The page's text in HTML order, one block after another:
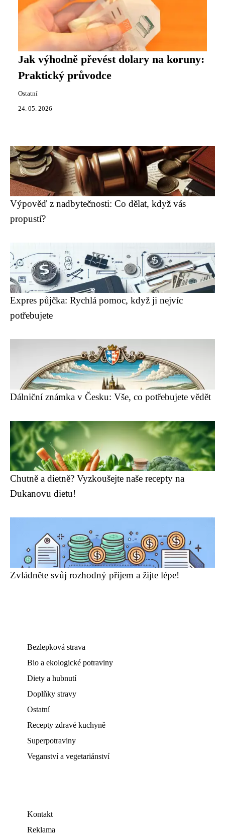
Jak výhodně převést dolary na koruny:
Praktický průvodce
Ostatní
24. 05. 2026
Výpověď z nadbytečnosti: Co dělat, když vás
propustí?
Expres půjčka: Rychlá pomoc, když ji nejvíc
potřebujete
Dálniční známka v Česku: Vše, co potřebujete vědět
Chutně a dietně? Vyzkoušejte naše recepty na
Dukanovu dietu!
Zvládněte svůj rozhodný příjem a žijte lépe!
Bezlepková strava
Bio a ekologické potraviny
Diety a hubnutí
Doplňky stravy
Ostatní
Recepty zdravé kuchyně
Superpotraviny
Veganství a vegetariánství
Kontakt
Reklama